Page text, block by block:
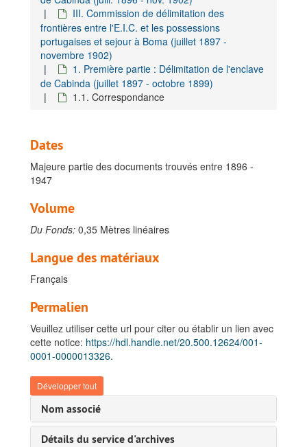
III. Commission de délimitation des
frontières entre l'E.I.C. et les possessions
portugaises et sejour à Boma (juillet 1897 -
novembre 1902)
1. Première partie : Délimitation de l'enclave
de Cabinda (juillet 1897 - octobre 1899)
1.1. Correspondance
Dates
Majeure partie des documents trouvés entre 1896 -
1947
Volume
Du Fonds: 0,35 Mètres linéaires
Langue des matériaux
Français
Permalien
Veuillez utiliser cette url pour citer ou établir un lien avec
cette notice: https://hdl.handle.net/20.500.12624/001-
0001-0000013326.
Développer tout
Nom associé
Détails du service d'archives